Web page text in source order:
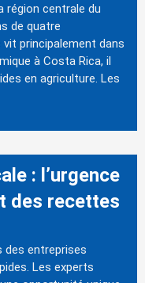
région centrale du
de quatre
principalement dans
à Costa Rica, il
en agriculture. Les
: l’urgence
des recettes
des entreprises
Les experts